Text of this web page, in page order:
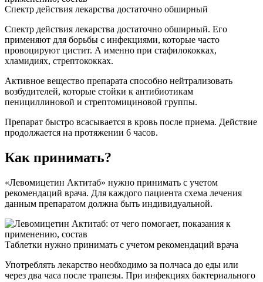
Спектр действия лекарства достаточно обширный
Спектр действия лекарства достаточно обширный. Его
применяют для борьбы с инфекциями, которые часто
провоцируют цистит. А именно при стафилококках,
хламидиях, стрептококках.
Активное вещество препарата способно нейтрализовать
возбудителей, которые стойки к антибиотикам
пенициллиновой и стрептомициновой группы.
Препарат быстро всасывается в кровь после приема. Действие
продолжается на протяжении 6 часов.
Как принимать?
«Левомицетин Актитаб» нужно принимать с учетом
рекомендаций врача. Для каждого пациента схема лечения
данным препаратом должна быть индивидуальной.
Таблетки нужно принимать с учетом рекомендаций врача
Употреблять лекарство необходимо за полчаса до еды или
через два часа после трапезы. При инфекциях бактериального